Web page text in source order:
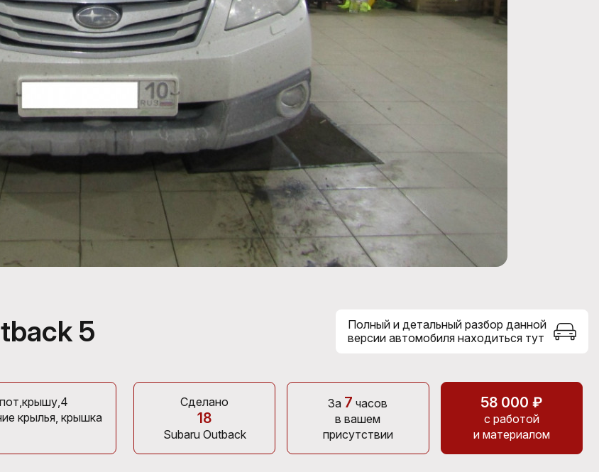
5
Полный и детальный разбор данной
версии автомобиля находиться тут
крылья, крышка
Сделано
18
Subaru Outback
За 7 часов
в вашем
присутствии
58 000 ₽
с работой
и материалом